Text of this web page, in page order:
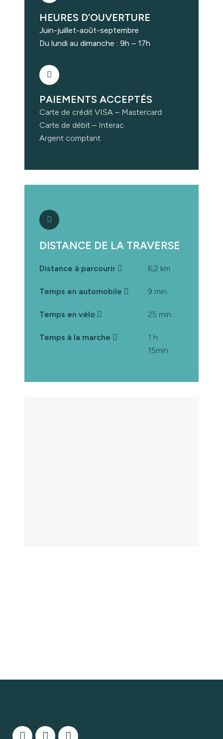
HEURES D’OUVERTURE
Juin-juillet-août-septembre
Du lundi au dimanche : 9h – 17h
PAIEMENTS ACCEPTÉS
Carte de crédit VISA – Mastercard
Carte de débit – Interac
Argent comptant
DISTANCE DE LA TRAVERSE
Distance à parcourir 6,2 km
Temps en automobile 9 min
Temps en vélo 25 min
Temps à la marche
1 h
15min